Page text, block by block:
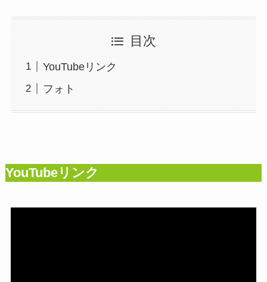
目次
YouTubeリンク
フォト
YouTubeリンク